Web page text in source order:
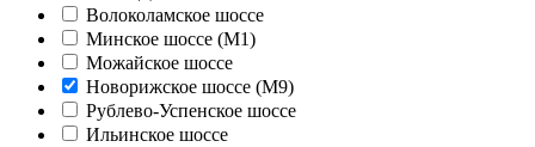
Волоколамское шоссе
Минское шоссе (М1)
Можайское шоссе
Новорижское шоссе (М9)
Рублево-Успенское шоссе
Ильинское шоссе